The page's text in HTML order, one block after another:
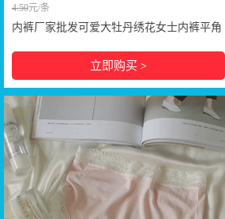
4.50元/条
内裤厂家批发可爱大牡丹绣花女士内裤平角
立即购买 >